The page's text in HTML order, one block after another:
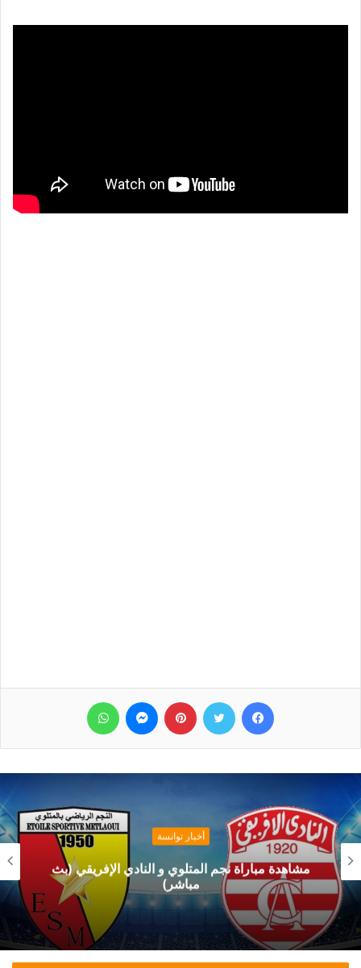
فيسبوك تويتر بينتيريست ماسنجر
أخبار توانسة
مشاهدة مباراة نجم المتلوي و النادي الإفريقي (بث
مباشر)